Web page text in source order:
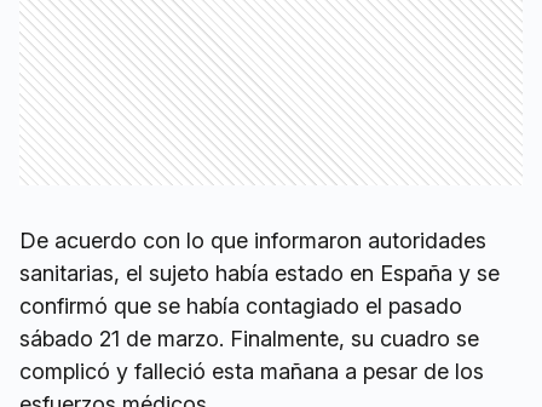
De acuerdo con lo que informaron autoridades
sanitarias, el sujeto había estado en España y se
confirmó que se había contagiado el pasado
sábado 21 de marzo. Finalmente, su cuadro se
complicó y falleció esta mañana a pesar de los